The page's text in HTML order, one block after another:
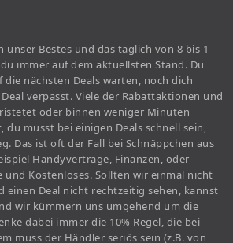
unser Bestes und das täglich von 8 bis 1
immer auf dem aktuellsten Stand. Du
die nächsten Deals warten, noch dich
verpasst. Viele der Rabattaktionen und
oder binnen weniger Minuten
du musst bei einigen Deals schnell sein,
Das ist oft der Fall bei Schnäppchen aus
Handyverträge, Finanzen, oder
und Kostenloses. Sollten wir einmal nicht
einen Deal nicht rechtzeitig sehen, kannst
wir kümmern uns umgehend um die
dabei immer die 10% Regel, die bei
muss der Händler seriös sein (z.B. von